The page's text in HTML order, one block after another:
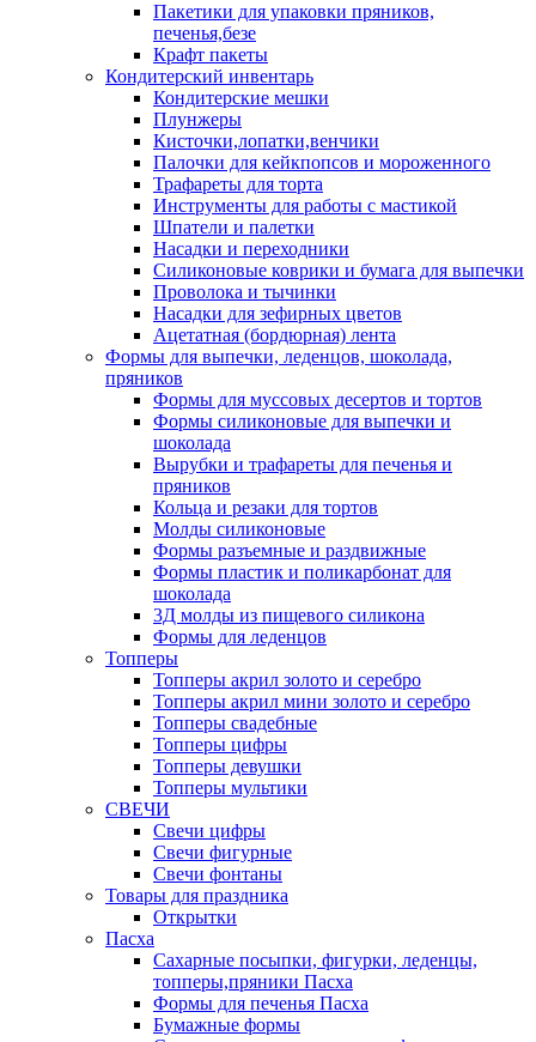
Пакетики для упаковки пряников,
печенья,безе
Крафт пакеты
Кондитерский инвентарь
Кондитерские мешки
Плунжеры
Кисточки,лопатки,венчики
Палочки для кейкпопсов и мороженного
Трафареты для торта
Инструменты для работы с мастикой
Шпатели и палетки
Насадки и переходники
Силиконовые коврики и бумага для выпечки
Проволока и тычинки
Насадки для зефирных цветов
Ацетатная (бордюрная) лента
Формы для выпечки, леденцов, шоколада,
пряников
Формы для муссовых десертов и тортов
Формы силиконовые для выпечки и
шоколада
Вырубки и трафареты для печенья и
пряников
Кольца и резаки для тортов
Молды силиконовые
Формы разъемные и раздвижные
Формы пластик и поликарбонат для
шоколада
3Д молды из пищевого силикона
Формы для леденцов
Топперы
Топперы акрил золото и серебро
Топперы акрил мини золото и серебро
Топперы свадебные
Топперы цифры
Топперы девушки
Топперы мультики
СВЕЧИ
Свечи цифры
Свечи фигурные
Свечи фонтаны
Товары для праздника
Открытки
Пасха
Сахарные посыпки, фигурки, леденцы,
топперы,пряники Пасха
Формы для печенья Пасха
Бумажные формы